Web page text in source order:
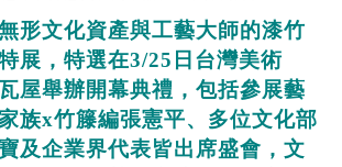
形文化資產與工藝大師的漆竹
展，特選在3/25 日台灣美術
屋舉辦開幕典禮，包括參展藝
族x竹籐編張憲平、多位文化部
及企業界代表皆出席盛會，文